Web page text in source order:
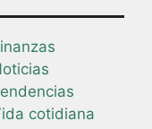
cotidiana